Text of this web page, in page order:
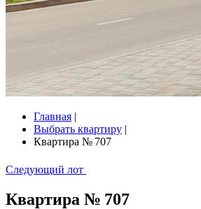
Главная |
Выбрать квартиру |
Квартира № 707
Следующий лот
Квартира № 707